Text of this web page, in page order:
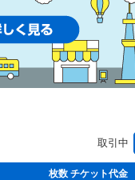
取引中
枚数 チケット代金